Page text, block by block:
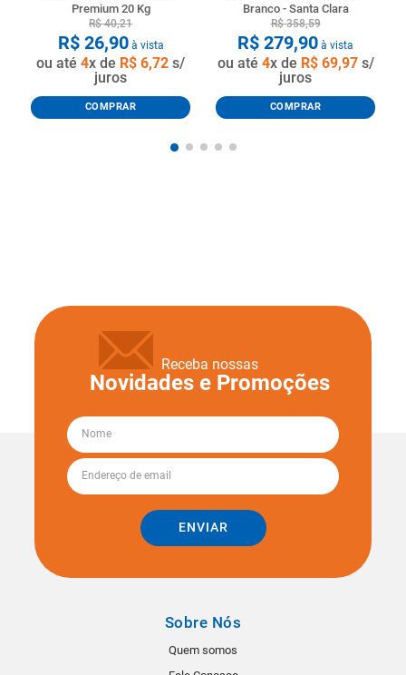
Premium 20 Kg
R$ 40,21
R$ 26,90à vista
ou até 4x de R$ 6,72 s/
juros
COMPRAR
Branco - Santa Clara
R$ 358,59
R$ 279,90 à vista
ou até 4x de R$ 69,97s/
juros
COMPRAR
Receba nossas
Novidades e Promoções
ENVIAR
Sobre Nós
Quem somos